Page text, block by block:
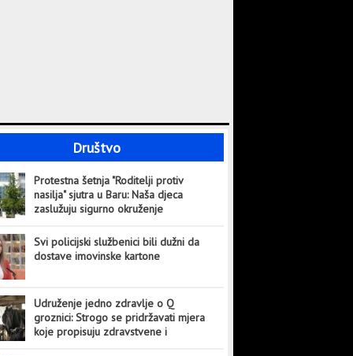
Društvo
Protestna šetnja "Roditelji protiv
nasilja" sjutra u Baru: Naša djeca
zaslužuju sigurno okruženje
Svi policijski službenici bili dužni da
dostave imovinske kartone
Udruženje jedno zdravlje o Q
groznici: Strogo se pridržavati mjera
koje propisuju zdravstvene i